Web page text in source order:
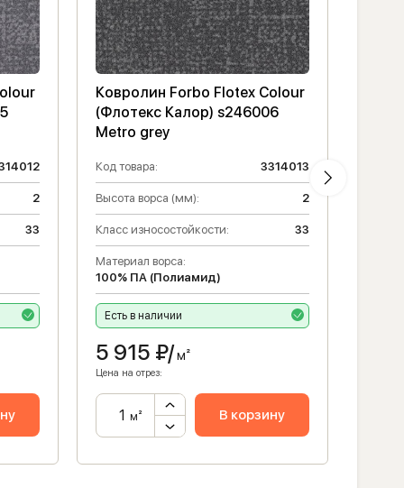
2
33
Ковролин Forbo Flotex Colour
(Флотекс Калор) s246006
Metro grey
Код товара: 3314013
Высота ворса (мм): 2
Класс износостойкости: 33
Материал ворса:
100% ПА (Полиамид)
Есть в наличии
5 915 ₽/м²
Цена на отрез:
м² В корзину